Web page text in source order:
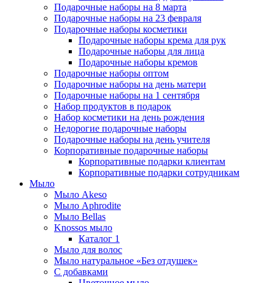
Подарочные наборы на 8 марта
Подарочные наборы на 23 февраля
Подарочные наборы косметики
Подарочные наборы крема для рук
Подарочные наборы для лица
Подарочные наборы кремов
Подарочные наборы оптом
Подарочные наборы на день матери
Подарочные наборы на 1 сентября
Набор продуктов в подарок
Набор косметики на день рождения
Недорогие подарочные наборы
Подарочные наборы на день учителя
Корпоративные подарочные наборы
Корпоративные подарки клиентам
Корпоративные подарки сотрудникам
Мыло
Мыло Akeso
Мыло Aphrodite
Мыло Bellas
Knossos мыло
Каталог 1
Мыло для волос
Мыло натуральное «Без отдушек»
С добавками